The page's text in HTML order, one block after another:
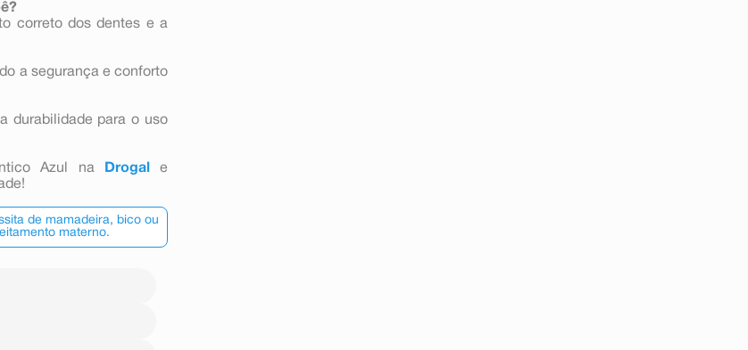
correto dos dentes e a
a segurança e conforto
durabilidade para o uso
Azul na Drogal
e
de mamadeira, bico ou
materno.